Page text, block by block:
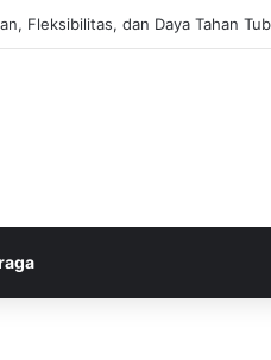
Kekuatan Otot Inti Secara Efektif